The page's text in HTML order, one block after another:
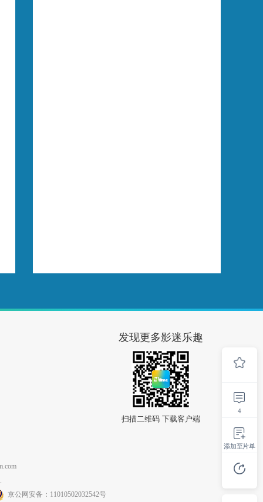
4
添加至片单
发现更多影迷乐趣
扫描二维码 下载客户端
京公网安备：11010502032542号